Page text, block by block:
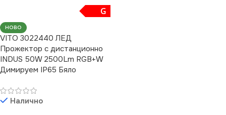
G
НОВО
VITO 3022440 ЛЕД
Прожектор с дистанционно
INDUS 50W 2500Lm RGB+W
Димируем IP65 Бяло
Налично